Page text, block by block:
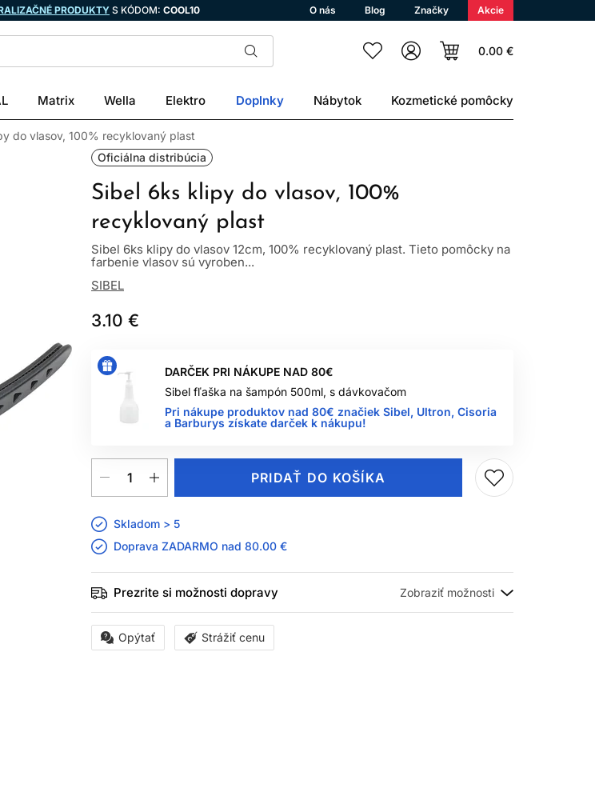
PRODUKTY S KÓDOM: COOL10 O nás Blog Značky Akcie
0.00 €
Matrix Wella Elektro Doplnky Nábytok Kozmetické pomôcky
do vlasov, 100% recyklovaný plast
Oficiálna distribúcia
Sibel 6ks klipy do vlasov, 100%
recyklovaný plast
Sibel 6ks klipy do vlasov 12cm, 100% recyklovaný plast. Tieto pomôcky na
farbenie vlasov sú vyroben...
SIBEL
3.10 €
DARČEK PRI NÁKUPE NAD 80€
Sibel fľaška na šampón 500ml, s dávkovačom
Pri nákupe produktov nad 80€ značiek Sibel, Ultron, Cisoria
a Barburys získate darček k nákupu!
PRIDAŤ DO KOŠÍKA
Skladom > 5
Doprava ZADARMO nad 80.00 €
Prezrite si možnosti dopravy
Opýtať Strážiť cenu